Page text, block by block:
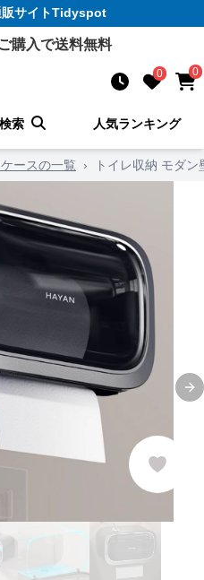
サイトTidyspot
購入で送料無料
0 0
索 人気ランキング
ースの一覧 › トイレ収納 モダ